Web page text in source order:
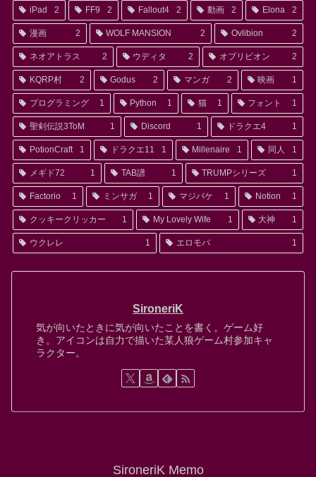
iPad 2 FF9 2 Fallout4 2 動画 2 Elona 2
漫画 2 WOLF MANSION 2 Ovlibion 2
ネオアトラス 2 ウディタ 2 オブリビオン 2
KQRP村 2 Godus 2 マンガ 2 映画 1
プログラミング 1 Python 1 猫 1 フォント 1
聖剣伝説3ToM 1 Discord 1 ドラクエ4 1
PotionCraft 1 ドラクエ11 1 Millenaire 1 同人 1
メギド72 1 TAB譜 1 TRUMPシリーズ 1
Factorio 1 ミンサガ 1 マジバケ 1 Notion 1
クッキークリッカー 1 My Lovely Wife 1 大神 1
ウクレレ 1 エロモバ 1
SironeriK
気が向いたときに気が向いたことを書く。ゲーム好
き。アイコンは自力で描いた某人狼ゲーム村参加キャ
ラクター。
SironeriK Memo